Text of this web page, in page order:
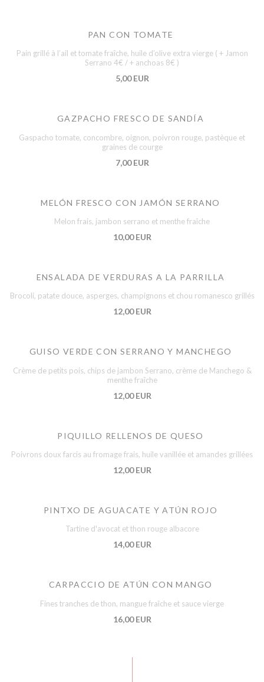
PAN CON TOMATE
Pain grillé à l’ail et tomate fraîche, huile d’olive extra vierge ( + Jamon
Serrano 4€ / + anchoas 8€ )
5,00 EUR
GAZPACHO FRESCO DE SANDÍA
Gaspacho tomate, concombre, oignon, poivron rouge, pastèque et
graines de courge
7,00 EUR
MELÓN FRESCO CON JAMÓN SERRANO
Melon frais, jambon serrano et menthe fraîche
10,00 EUR
ENSALADA DE VERDURAS A LA PARRILLA
Brocoli, patate douce, asperges, champignons et chou romanesco grillés
12,00 EUR
GUISO VERDE CON SERRANO Y MANCHEGO
Crème de petits pois, chips de jambon Serrano, crème de Manchego &
menthe fraîche
12,00 EUR
PIQUILLO RELLENOS DE QUESO
Poivrons doux farcis au fromage frais, huile vanillée et amandes grillées
12,00 EUR
PINTXO DE AGUACATE Y ATÚN ROJO
Tartine d'avocat et thon rouge albacore
14,00 EUR
CARPACCIO DE ATÚN CON MANGO
Fines tranches de thon, mangue fraîche et sauce vierge
16,00 EUR